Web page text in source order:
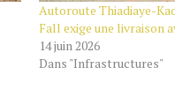
Autoroute Thiadiaye-
Fall exige une livraison
14 juin 2026
Dans "Infrastructures"